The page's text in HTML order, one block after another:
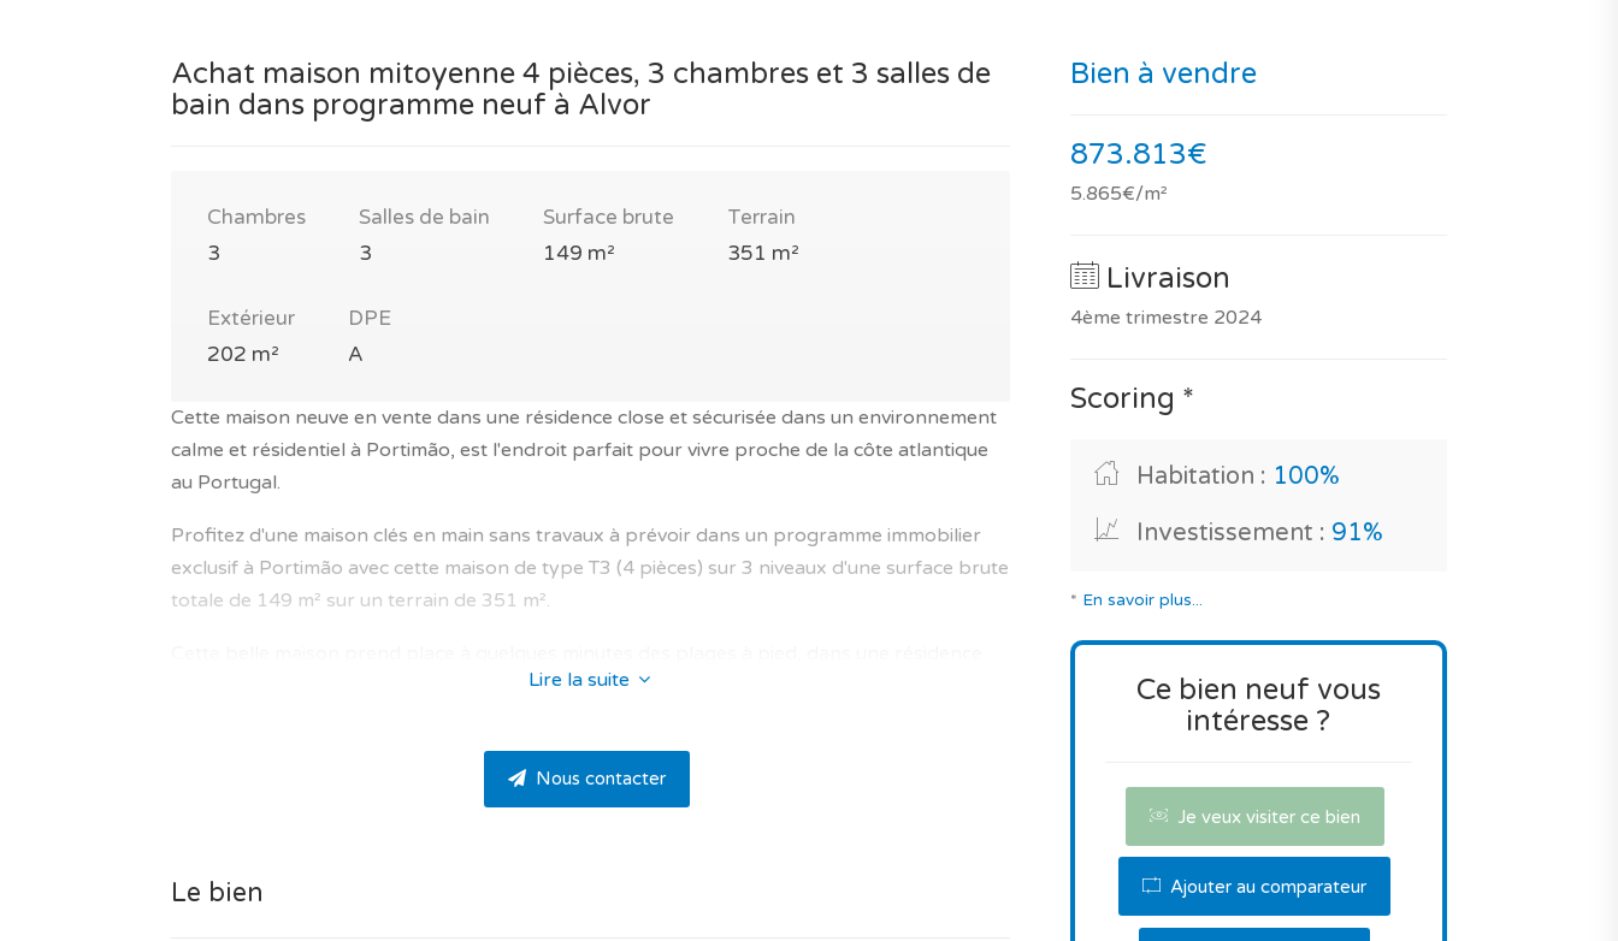
Achat maison mitoyenne 4 pièces, 3 chambres et 3 salles de
bain dans programme neuf à Alvor
Chambres
3
Salles de bain
3
Surface brute
149 m²
Terrain
351 m²
Extérieur
202 m²
DPE
A
Cette maison neuve en vente dans une résidence close et sécurisée dans un environnement
calme et résidentiel à Portimão, est l'endroit parfait pour vivre proche de la côte atlantique
au Portugal.
Profitez d'une maison clés en main sans travaux à prévoir dans un programme immobilier
exclusif à Portimão avec cette maison de type T3 (4 pièces) sur 3 niveaux d'une surface brute
totale de 149 m² sur un terrain de 351 m².
close et sécurisée idéalement placée dans la commune de Alvor.
5.2 m², cellier de 1.40 m².
Lire la suite
Nous contacter
Le bien
Bien à vendre
873.813€
5.865€/m²
Livraison
4ème trimestre 2024
Scoring *
Habitation : 100%
Investissement : 91%
* En savoir plus...
Ce bien neuf vous
intéresse ?
Je veux visiter ce bien
Ajouter au comparateur